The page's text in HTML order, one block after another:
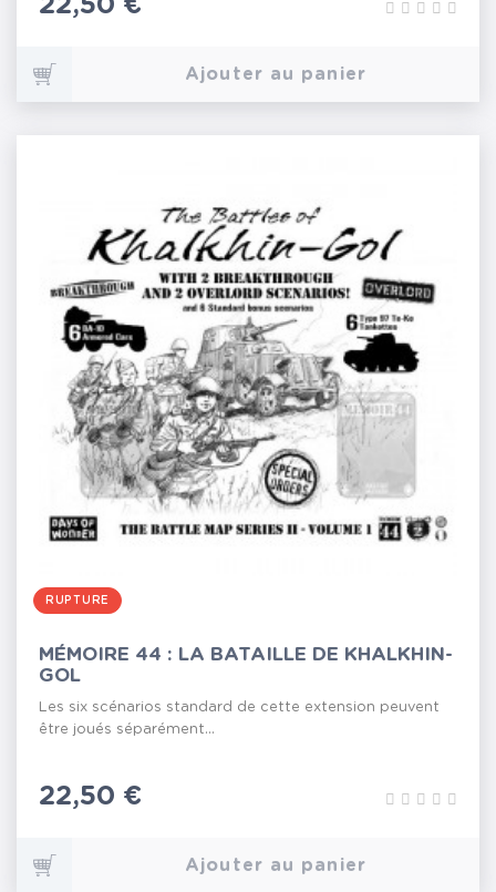
Prix
22,50 €
Ajouter au panier
RUPTURE
MÉMOIRE 44 : LA BATAILLE DE KHALKHIN-
GOL
Les six scénarios standard de cette extension peuvent
être joués séparément...
Prix
22,50 €
Ajouter au panier